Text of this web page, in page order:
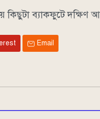
কিছুটা ব্যাকফুটে দক্ষিণ
Email